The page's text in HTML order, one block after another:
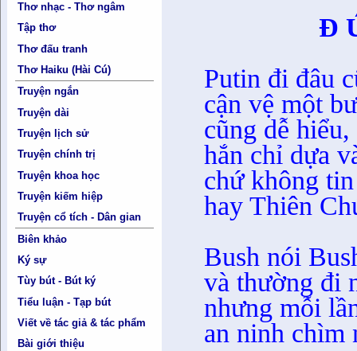
Thơ nhạc - Thơ ngâm
Tập thơ
Thơ đấu tranh
Thơ Haiku (Hài Cú)
Truyện ngắn
Truyện dài
Truyện lịch sử
Truyện chính trị
Truyện khoa học
Truyện kiếm hiệp
Truyện cổ tích - Dân gian
Biên khảo
Ký sự
Tùy bút - Bút ký
Tiểu luận - Tạp bút
Viết về tác giả & tác phẩm
Bài giới thiệu
Đ
Putin đi đâu
cận vệ một
cũng dễ hiểu,
hắn chỉ dựa
chứ không
hay Thiên
Bush nói
và thường đi
nhưng mỗi
an ninh chìm